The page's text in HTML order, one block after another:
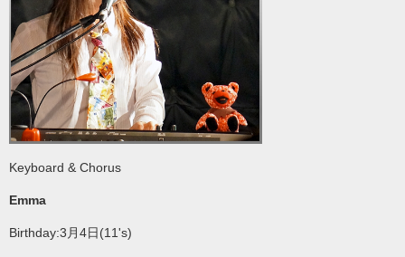
Keyboard & Chorus
Emma
Birthday:3月4日(11's)